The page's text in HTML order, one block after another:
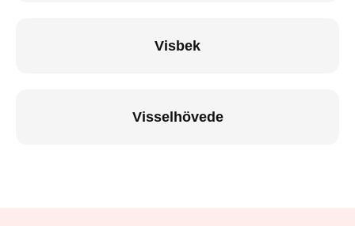
Visbek
Visselhövede